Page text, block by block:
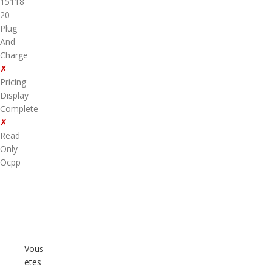
20
Plug
And
Charge
✗
Pricing
Display
Complete
✗
Read
Only
Ocpp
Vous
etes